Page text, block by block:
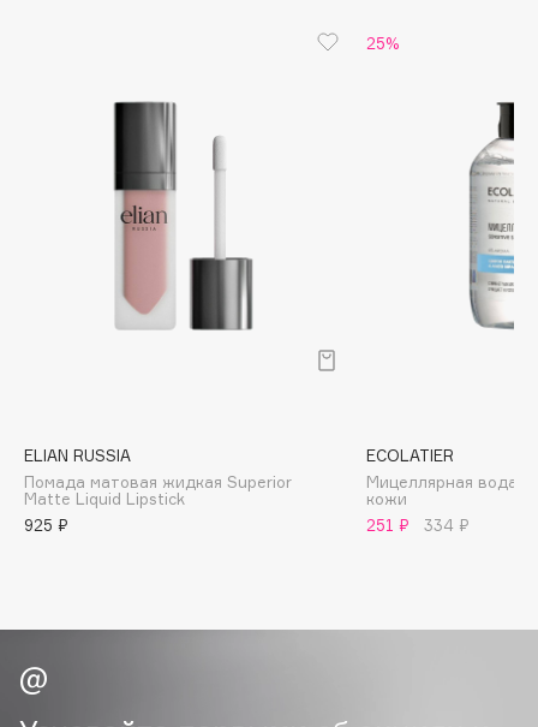
BORK
Brunello Cucinelli
Bvlgari
Byredo
ELIAN RUSSIA
Помада матовая жидкая Superior
Matte Liquid Lipstick
925 ₽
25%
ECOLATIER
Мицеллярная вода
кожи
251 ₽
334 ₽